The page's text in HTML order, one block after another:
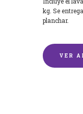
kg. Se
planchar.
VER